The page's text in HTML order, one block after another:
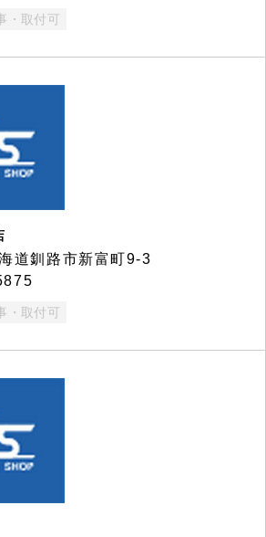
・取付可
道釧路市新富町9-3
・取付可